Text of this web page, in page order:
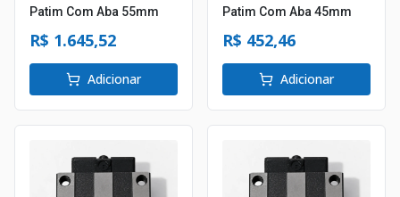
Patim Com Aba 55mm
R$ 1.645,52
Adicionar
Patim Com Aba 45mm
R$ 452,46
Adicionar